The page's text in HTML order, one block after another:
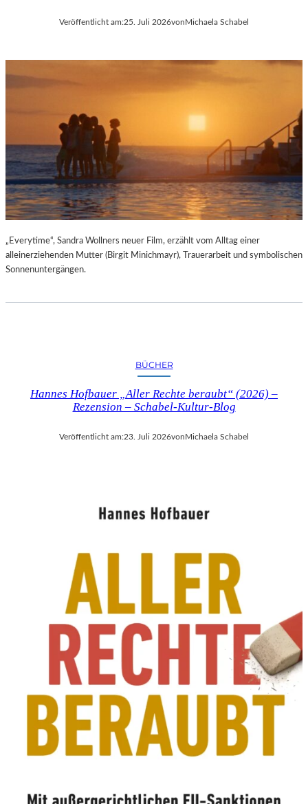
Veröffentlicht am:25. Juli 2026von Michaela Schabel
„Everytime“, Sandra Wollners neuer Film, erzählt vom Alltag einer
alleinerziehenden Mutter (Birgit Minichmayr), Trauerarbeit und symbolischen
Sonnenuntergängen.
BÜCHER
Hannes Hofbauer „Aller Rechte beraubt“ (2026) –
Rezension – Schabel-Kultur-Blog
Veröffentlicht am:23. Juli 2026vonMichaela Schabel